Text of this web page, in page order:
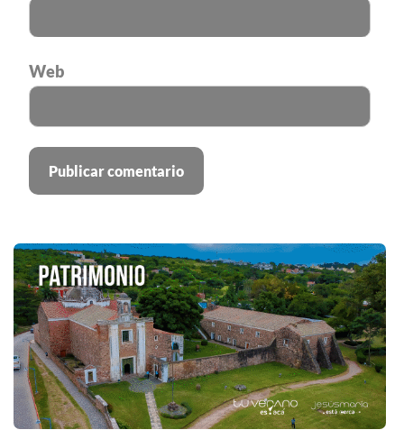
Web